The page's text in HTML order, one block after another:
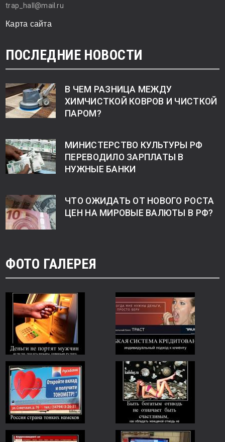
trap_hall@mail.ru
Карта сайта
ПОСЛЕДНИЕ НОВОСТИ
В ЧЕМ РАЗНИЦА МЕЖДУ
ХИМЧИСТКОЙ КОВРОВ И ЧИСТКОЙ
ПАРОМ?
МИНИСТЕРСТВО КУЛЬТУРЫ РФ
ПЕРЕВОДИЛО ЗАРПЛАТЫ В
НУЖНЫЕ БАНКИ
ЧТО ОЖИДАТЬ ОТ НОВОГО РОСТА
ЦЕН НА МИРОВЫЕ ВАЛЮТЫ В РФ?
ФОТО ГАЛЕРЕЯ